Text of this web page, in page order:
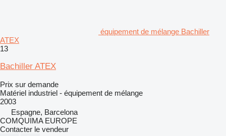
équipement de mélange Bachiller
ATEX
13
Bachiller ATEX
Prix sur demande
Matériel industriel - équipement de mélange
2003
Espagne, Barcelona
COMQUIMA EUROPE
Contacter le vendeur